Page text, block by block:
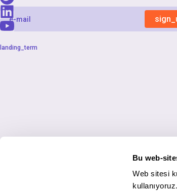
Bu web-
Web sitesi
landing_term